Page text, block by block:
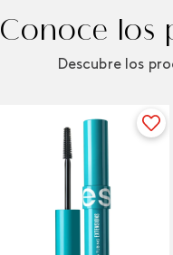
Conoce los
Descubre los